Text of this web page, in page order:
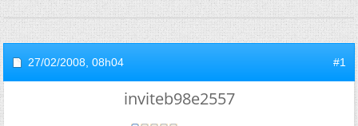
27/02/2008, 08h04 #1
inviteb98e2557